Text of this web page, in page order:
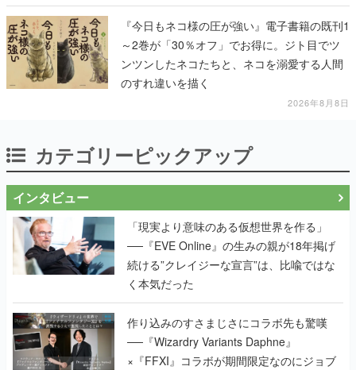
『今日もネコ様の圧が強い』電子書籍の既刊1
～2巻が「30％オフ」でお得に。ジト目でツ
ンツンしたネコたちと、ネコを溺愛する人間
のすれ違いを描く
2026年8月8日
カテゴリーピックアップ
インタビュー
「現実より意味のある仮想世界を作る」
──『EVE Online』の生みの親が18年掲げ
続ける”クレイジーな宣言”は、比喩ではな
く本気だった
作り込みのすさまじさにコラボ先も驚嘆
──『Wizardry Variants Daphne』
×『FFXI』コラボが期間限定なのにジョブ